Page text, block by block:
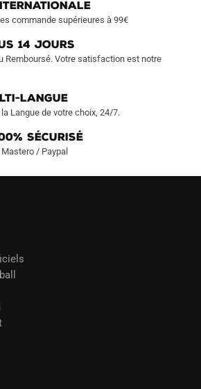
page
commande supérieures à 99€
14 JOURS
Remboursé. Votre satisfaction est notre
LANGUE
Langue de votre choix, 24/7.
Sécurisé
/ Paypal